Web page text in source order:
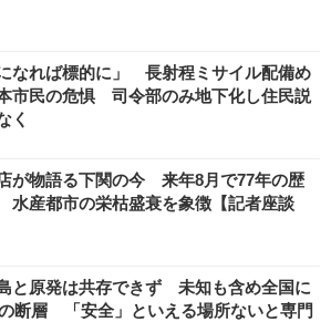
になれば標的に」 長射程ミサイル配備め
市民の危惧 司令部のみ地下化し住民説
く
が物語る下関の今 来年8月で77年の歴
産都市の栄枯盛衰を象徴【記者座談
と原発は共存できず 未知も含め全国に
断層 「安全」といえる場所ないと専門